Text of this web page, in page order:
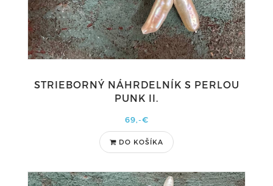
STRIEBORNÝ NÁHRDELNÍK S PERLOU
PUNK II.
69,-€
DO KOŠÍKA